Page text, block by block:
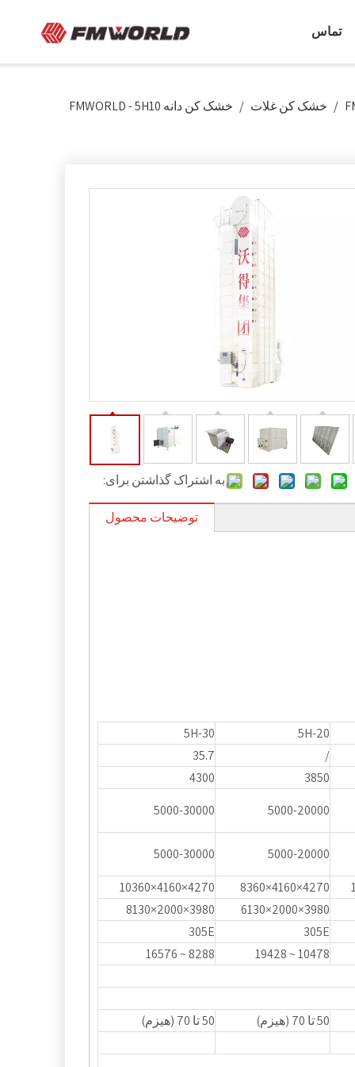
تماس
/ خشک کن غلات / خشک کن دانه FMWORLD - 5H10
به اشتراک گذاشتن برای:
توضیحات محصول
5H-20
5H-30
/
35.7
3850
4300
5000-20000
5000-30000
5000-20000
5000-30000
4270×4160×8360
4270×4160×10360
3980×2000×6130
3980×2000×8130
305E
305E
10478 ~ 19428
8288 ~ 16576
50 تا 70 (هیزم) 50 تا 70 (هیزم)